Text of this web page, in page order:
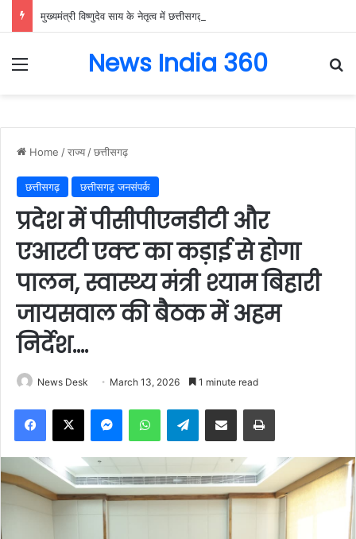
Menu News India 360
Home /राज्य /छत्तीसगढ़
छत्तीसगढ़ छत्तीसगढ़ जनसंपर्क
प्रदेश में पीसीपीएनडीटी और
एआरटी एक्ट का कड़ाई से होगा
पालन, स्वास्थ्य मंत्री श्याम बिहारी
जायसवाल की बैठक में अहम
निर्देश….
News Desk March 13, 2026 1 minute read
Facebook
X MessengerWhatsAppTelegramShare via Email Print